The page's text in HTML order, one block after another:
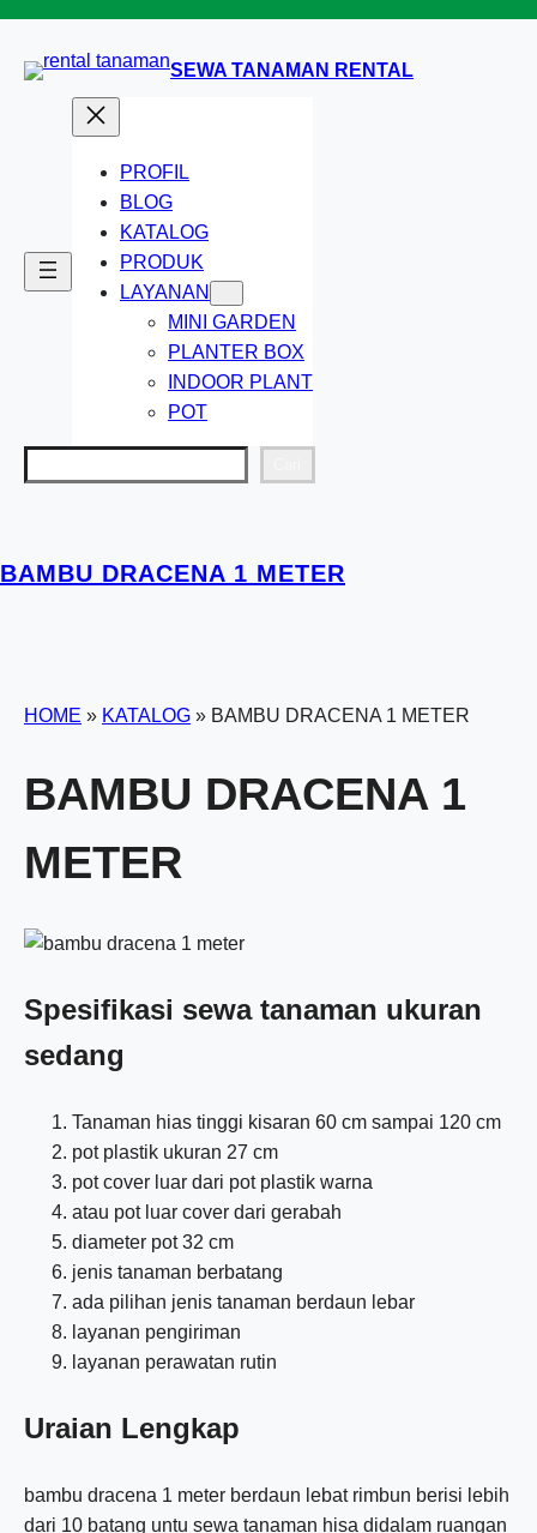
konten
SEWA TANAMAN RENTAL
PROFIL
BLOG
KATALOG
PRODUK
LAYANAN
MINI GARDEN
PLANTER BOX
INDOOR PLANT
POT
BAMBU DRACENA 1 METER
HOME » KATALOG » BAMBU DRACENA 1 METER
BAMBU DRACENA 1
METER
Spesifikasi sewa tanaman ukuran
sedang
Tanaman hias tinggi kisaran 60 cm sampai 120 cm
pot plastik ukuran 27 cm
pot cover luar dari pot plastik warna
atau pot luar cover dari gerabah
diameter pot 32 cm
jenis tanaman berbatang
ada pilihan jenis tanaman berdaun lebar
layanan pengiriman
layanan perawatan rutin
Uraian Lengkap
bambu dracena 1 meter berdaun lebat rimbun berisi lebih
dari 10 batang untu sewa tanaman hisa didalam ruangan